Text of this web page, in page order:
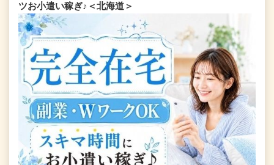
ツお小遣い稼ぎ♪＜北海道＞